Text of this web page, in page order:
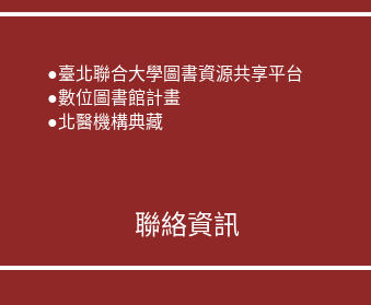
●臺北聯合大學圖書資源共享平台
●數位圖書館計畫
●北醫機構典藏
聯絡資訊